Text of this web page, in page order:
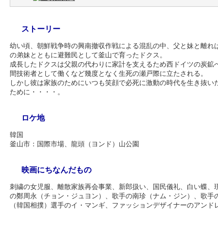
ストーリー
幼い頃、朝鮮戦争時の興南撤収作戦による混乱の中、父と妹と離れ
の弟妹とともに避難民として釜山で育ったドクス。
成長したドクスは父親の代わりに家計を支えるため西ドイツの炭鉱
間技術者として働くなど幾度となく生死の瀬戸際に立たされる。
しかし彼は家族のためにいつも笑顔で必死に激動の時代を生き抜
ために・・・・。
ロケ地
韓国
釜山市：国際市場、龍頭（ヨンド）山公園
映画にちなんだもの
刺繍の女児服、離散家族再会事業、新郎扱い、国民儀礼、白い蝶、
の鄭周永（チョン・ジュヨン）、歌手の南珍（ナム・ジン）、歌手
（韓国相撲）選手のイ・マンギ、ファッションデザイナーのアンド